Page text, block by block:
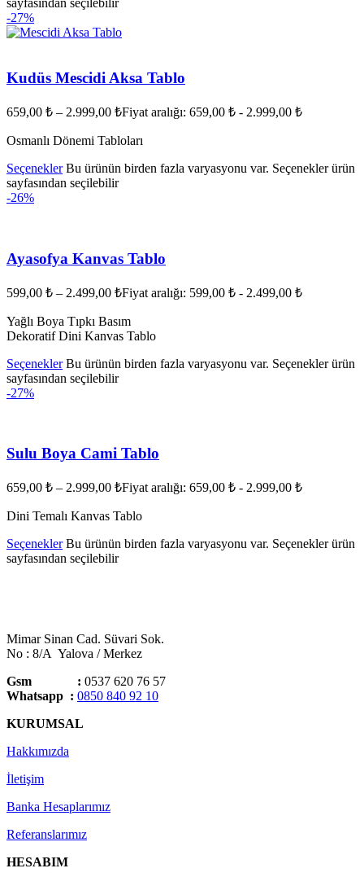
-27%
Kudüs Mescidi Aksa Tablo
659,00 ₺ – 2.999,00 ₺Fiyat aralığı: 659,00 ₺ - 2.999,00 ₺
Osmanlı Dönemi Tabloları
Seçenekler Bu ürünün birden fazla varyasyonu var. Seçenekler ürün
sayfasından seçilebilir
-26%
Ayasofya Kanvas Tablo
599,00 ₺ – 2.499,00 ₺Fiyat aralığı: 599,00 ₺ - 2.499,00 ₺
Yağlı Boya Tıpkı Basım
Dekoratif Dini Kanvas Tablo
Seçenekler Bu ürünün birden fazla varyasyonu var. Seçenekler ürün
sayfasından seçilebilir
-27%
Sulu Boya Cami Tablo
659,00 ₺ – 2.999,00 ₺Fiyat aralığı: 659,00 ₺ - 2.999,00 ₺
Dini Temalı Kanvas Tablo
Seçenekler Bu ürünün birden fazla varyasyonu var. Seçenekler ürün
sayfasından seçilebilir
Mimar Sinan Cad. Süvari Sok.
No : 8/A Yalova / Merkez
Gsm : 0537 620 76 57
Whatsapp : 0850 840 92 10
KURUMSAL
Hakkımızda
İletişim
Banka Hesaplarımız
Referanslarımız
HESABIM